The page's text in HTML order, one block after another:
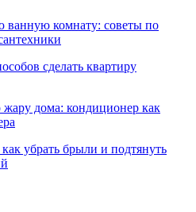
ванную комнату: советы по
сделать квартиру
дома: кондиционер как
убрать брыли и подтянуть